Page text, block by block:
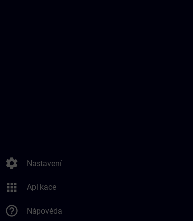
settings Nastavení
apps Aplikace
help_outline Nápověda